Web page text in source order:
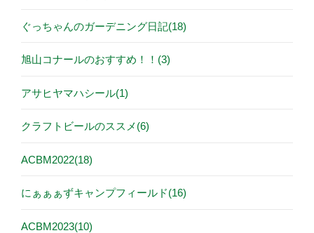
ぐっちゃんのガーデニング日記(18)
旭山コナールのおすすめ！！(3)
アサヒヤマハシール(1)
クラフトビールのススメ(6)
ACBM2022(18)
にぁぁぁずキャンプフィールド(16)
ACBM2023(10)